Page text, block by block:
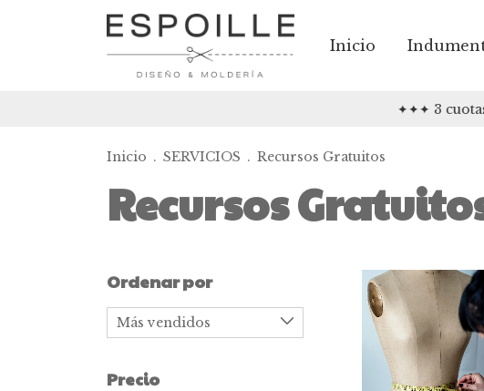
Inicio
✦✦✦ 3
Inicio . SERVICIOS . Recursos Gratuitos
Recursos
Ordenar por
Precio